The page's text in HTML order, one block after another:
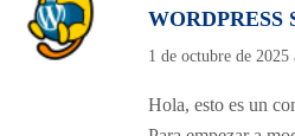
WORDPRESS
1 de octubre de 2025
Hola, esto es un